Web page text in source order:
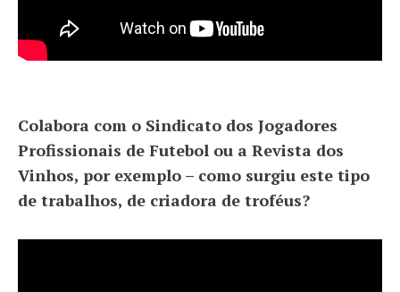
Colabora com o Sindicato dos Jogadores
Profissionais de Futebol ou a Revista dos
Vinhos, por exemplo – como surgiu este tipo
de trabalhos, de criadora de troféus?